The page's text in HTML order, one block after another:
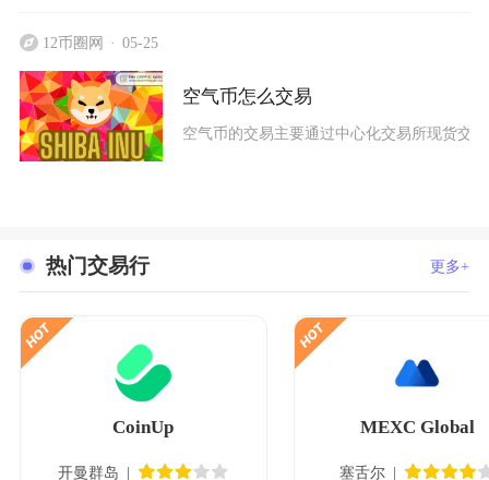
12币圈网 05-25
空气币怎么交易
空气币的交易主要通过中心化交易所现货交
热门交易行 更多+
CoinUp
开曼群岛
MEXC Global
塞舌尔